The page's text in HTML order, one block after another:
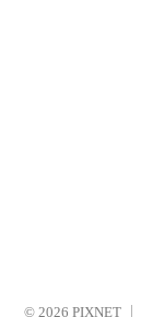
© 2026 PIXNET